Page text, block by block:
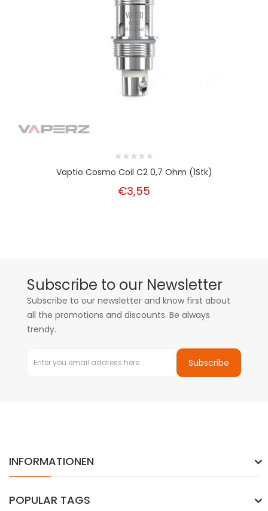
Vaptio Cosmo Coil C2 0,7 Ohm (1Stk)
€3,55
Subscribe to our Newsletter
Subscribe to our newsletter and know first about
all the promotions and discounts. Be always
trendy.
Subscribe
INFORMATIONEN
POPULAR TAGS